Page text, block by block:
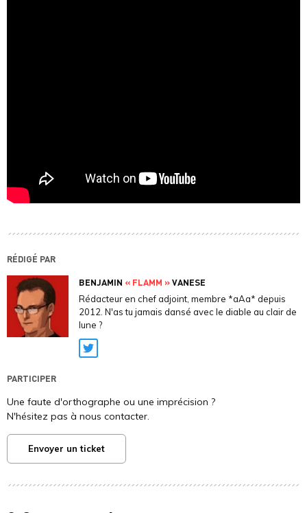
RÉDIGÉ PAR
BENJAMIN « FLAMM »VANESE
Rédacteur en chef adjoint, membre *aAa* depuis
2012. N'as tu jamais dansé avec le diable au clair de
lune ?
Twitter
PARTICIPER
Une faute d'orthographe ou une imprécision ?
N'hésitez pas à nous contacter.
Envoyer un ticket